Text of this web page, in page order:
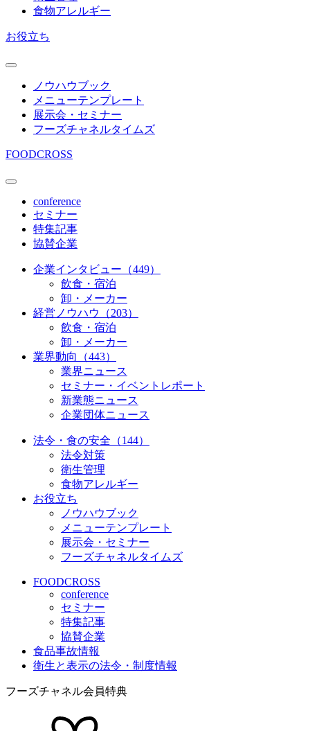
食物アレルギー
お役立ち
ノウハウブック
メニューテンプレート
展示会・セミナー
フーズチャネルタイムズ
FOODCROSS
conference
セミナー
特集記事
協賛企業
企業インタビュー（449）
飲食・宿泊
卸・メーカー
経営ノウハウ（203）
飲食・宿泊
卸・メーカー
業界動向（443）
業界ニュース
セミナー・イベントレポート
新業態ニュース
企業団体ニュース
法令・食の安全（144）
法令対策
衛生管理
食物アレルギー
お役立ち
ノウハウブック
メニューテンプレート
展示会・セミナー
フーズチャネルタイムズ
FOODCROSS
conference
セミナー
特集記事
協賛企業
食品事故情報
衛生と表示の法令・制度情報
フーズチャネル会員特典